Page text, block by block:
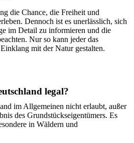
die Chance, die Freiheit und
Dennoch ist es unerlässlich, sich
im Detail zu informieren und die
Nur so kann jeder das
mit der Natur gestalten.
legal?
im Allgemeinen nicht erlaubt, außer
des Grundstückseigentümers. Es
in Wäldern und